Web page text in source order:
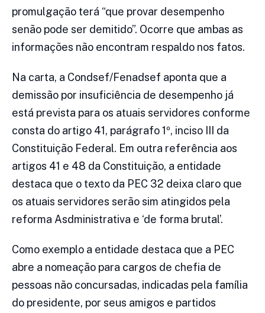
promulgação terá “que provar desempenho
senão pode ser demitido”. Ocorre que ambas as
informações não encontram respaldo nos fatos.
Na carta, a Condsef/Fenadsef aponta que a
demissão por insuficiência de desempenho já
está prevista para os atuais servidores conforme
consta do artigo 41, parágrafo 1º, inciso III da
Constituição Federal. Em outra referência aos
artigos 41 e 48 da Constituição, a entidade
destaca que o texto da PEC 32 deixa claro que
os atuais servidores serão sim atingidos pela
reforma Asdministrativa e ‘de forma brutal’.
Como exemplo a entidade destaca que a PEC
abre a nomeação para cargos de chefia de
pessoas não concursadas, indicadas pela família
do presidente, por seus amigos e partidos